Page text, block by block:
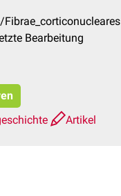
Bearbeitung
Artikel